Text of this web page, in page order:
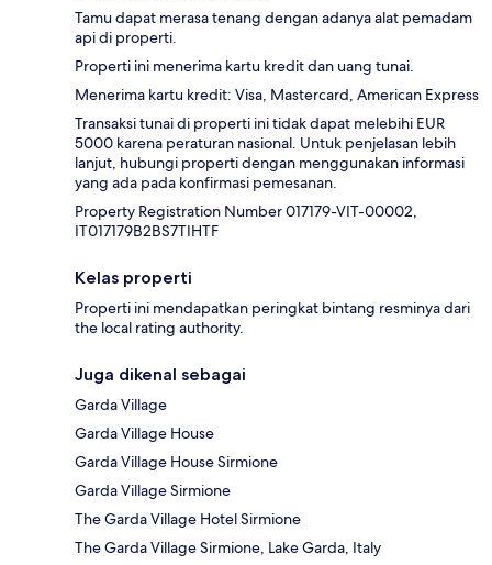
Tamu dapat merasa tenang dengan adanya alat pemadam
api di properti.
Properti ini menerima kartu kredit dan uang tunai.
Menerima kartu kredit: Visa, Mastercard, American Express
Transaksi tunai di properti ini tidak dapat melebihi EUR
5000 karena peraturan nasional. Untuk penjelasan lebih
lanjut, hubungi properti dengan menggunakan informasi
yang ada pada konfirmasi pemesanan.
Property Registration Number 017179-VIT-00002,
IT017179B2BS7TIHTF
Kelas properti
Properti ini mendapatkan peringkat bintang resminya dari
the local rating authority.
Juga dikenal sebagai
Garda Village
Garda Village House
Garda Village House Sirmione
Garda Village Sirmione
The Garda Village Hotel Sirmione
The Garda Village Sirmione, Lake Garda, Italy